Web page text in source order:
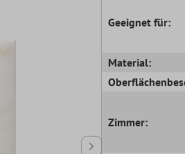
Geeignet für:
Material:
Zimmer: